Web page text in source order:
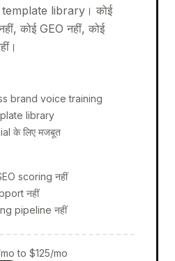
template library। कोई
कोई GEO नहीं, कोई
brand voice training
library
के लिए मजबूत
scoring नहीं
नहीं
pipeline नहीं
to $125/mo